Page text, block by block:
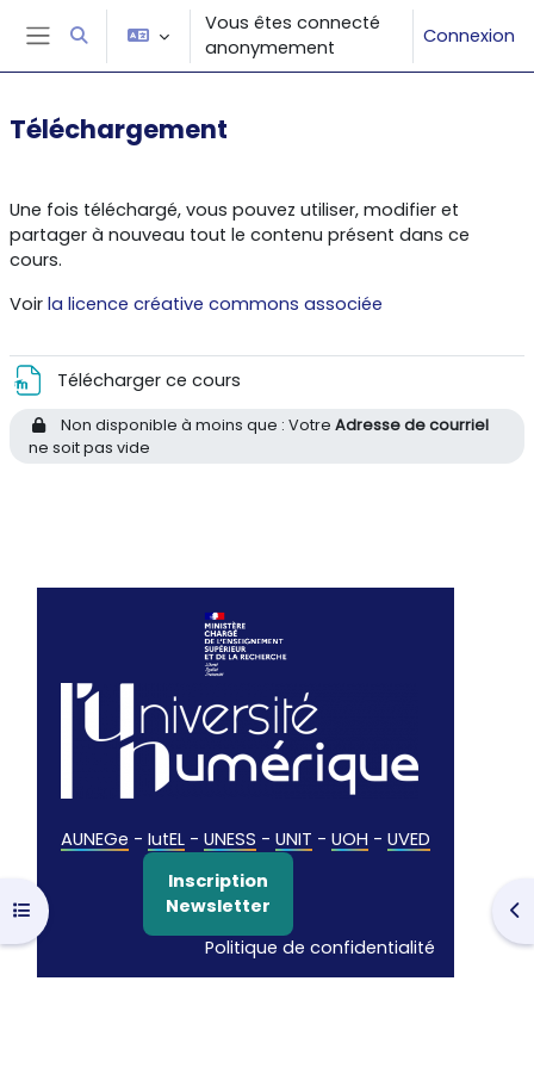
Passer au contenu principal
Panneau latéral
Activer/désactiver la saisie de recherche
Vous êtes connecté
anonymement
Connexion
Ouvrir l’index du cours
Téléchargement
Une fois téléchargé, vous pouvez utiliser, modifier et
partager à nouveau tout le contenu présent dans ce
cours.
Voir la licence créative commons associée
Télécharger ce cours
Non disponible à moins que : VotreAdresse de courriel
ne soit pas vide
AUNEGe - IutEL - UNESS - UNIT - UOH - UVED
Inscription
Newsletter
Politique de confidentialité